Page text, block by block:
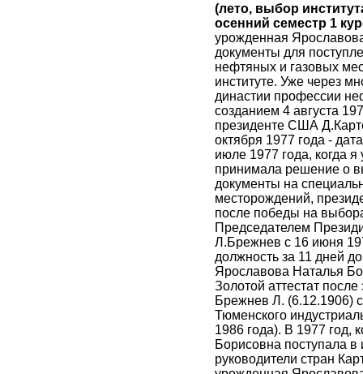
(лето, выбор
осенний семестр 1
урожденная
документы для
нефтяных и газовых
институте. Уже через
династии профессии
созданием 4 августа
президенте США
октября 1977 года -
июле 1977 года, когда
принимала решение о
документы на
месторождений,
после победы на
Председателем
Л.Брежнев с 16 июня
должность за 11 дней
Ярославова Наталья
Золотой аттестат
Брежнев Л. (6.12.1906)
Тюменского
1986 года). В 1977 год,
Борисовна поступала
руководители стран